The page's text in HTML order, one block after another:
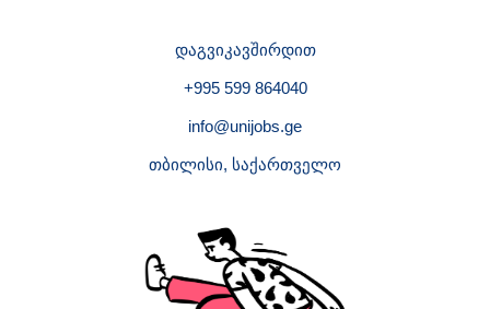
დაგვიკავშირდით
+995 599 864040
info@unijobs.ge
თბილისი, საქართველო